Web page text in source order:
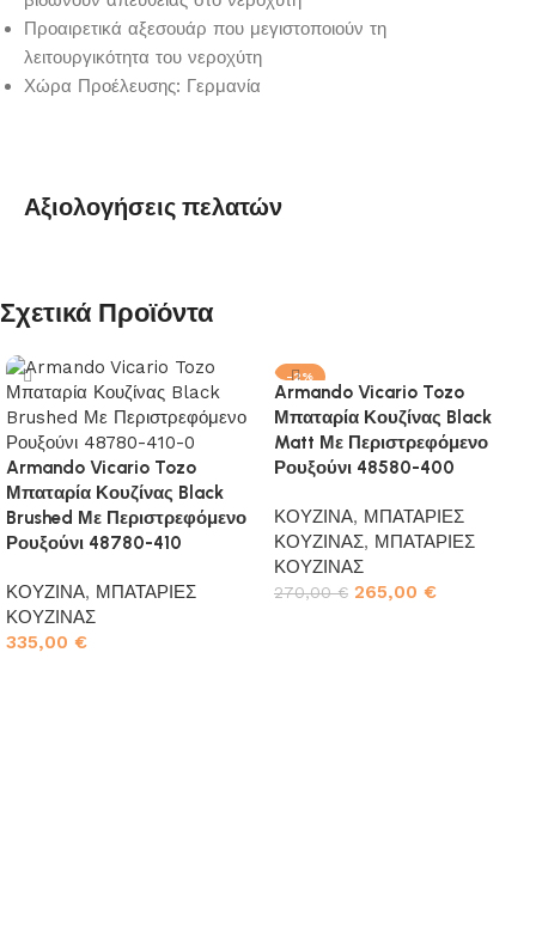
Προαιρετικά αξεσουάρ που μεγιστοποιούν τη
λειτουργικότητα του νεροχύτη
Χώρα Προέλευσης: Γερμανία
Αξιολογήσεις πελατών
Σχετικά Προϊόντα
Armando Vicario Tozo
Μπαταρία Κουζίνας Black
Brushed Με Περιστρεφόμενο
Ρουξούνι 48780-410
ΚΟΥΖΙΝΑ, ΜΠΑΤΑΡΙΕΣ
ΚΟΥΖΙΝΑΣ
335,00 €
-2%
HOT
Armando Vicario Tozo
Μπαταρία Κουζίνας Black
Matt Με Περιστρεφόμενο
Ρουξούνι 48580-400
ΚΟΥΖΙΝΑ, ΜΠΑΤΑΡΙΕΣ
ΚΟΥΖΙΝΑΣ, ΜΠΑΤΑΡΙΕΣ
ΚΟΥΖΙΝΑΣ
270,00€ 265,00 €